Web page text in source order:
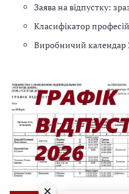
Заява на відпустку:
Класифікатор професій
Виробничий календар